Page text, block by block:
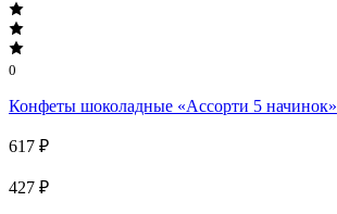
0
Конфеты шоколадные «Ассорти 5 начинок»
617 ₽
427 ₽